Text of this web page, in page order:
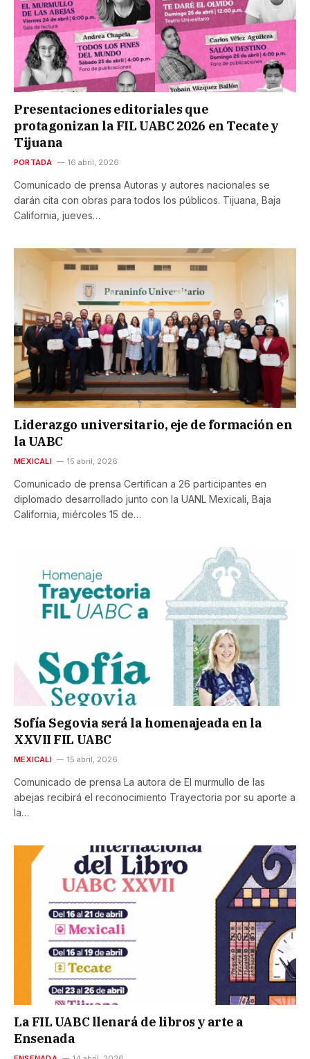
Presentaciones editoriales que
protagonizan la FIL UABC 2026 en Tecate y
Tijuana
PORTADA 16 abril, 2026
Comunicado de prensa Autoras y autores nacionales se
darán cita con obras para todos los públicos. Tijuana, Baja
California, jueves…
Liderazgo universitario, eje de formación en
la UABC
MEXICALI 15 abril, 2026
Comunicado de prensa Certifican a 26 participantes en
diplomado desarrollado junto con la UANL Mexicali, Baja
California, miércoles 15 de…
Sofía Segovia será la homenajeada en la
XXVII FIL UABC
MEXICALI 15 abril, 2026
Comunicado de prensa La autora de El murmullo de las
abejas recibirá el reconocimiento Trayectoria por su aporte a
la…
La FIL UABC llenará de libros y arte a
Ensenada